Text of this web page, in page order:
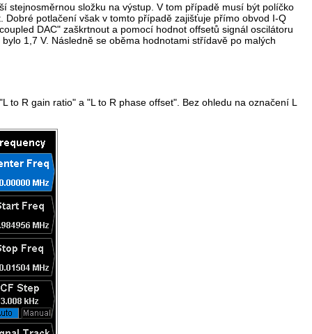
stejnosměrnou složku na výstup. V tom případě musí být políčko
potlačení však v tomto případě zajišťuje přímo obvod I-Q
DAC" zaškrtnout a pomocí hodnot offsetů signál oscilátoru
1,7 V. Následně se oběma hodnotami střídavě po malých
R gain ratio" a "L to R phase offset". Bez ohledu na označení L